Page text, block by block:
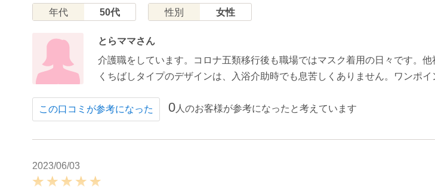
年代 50代 性別 女性
とらママさん
介護職をしています。コロナ五類移行後も職場ではマスク着用の日々です。
くちばしタイプのデザインは、入浴介助時でも息苦しくありません。ワンポ
この口コミが参考になった 0人のお客様が参考になったと考えています
2023/06/03